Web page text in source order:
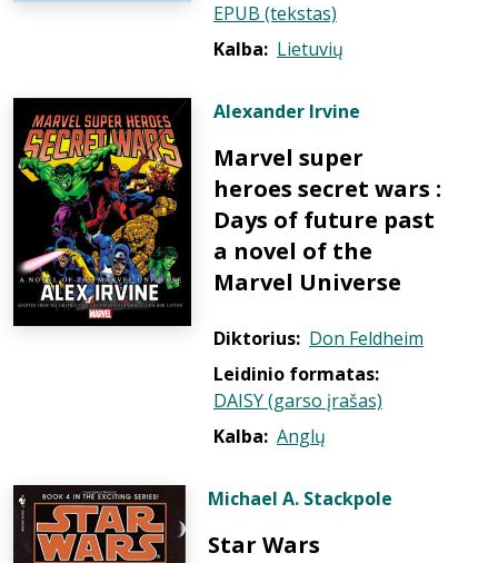
EPUB (tekstas)
Kalba: Lietuvių
Alexander Irvine
Marvel super
heroes secret wars :
Days of future past
a novel of the
Marvel Universe
Diktorius: Don Feldheim
Leidinio formatas:
DAISY (garso įrašas)
Kalba: Anglų
Michael A. Stackpole
Star Wars